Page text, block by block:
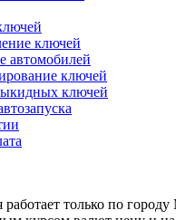
ключей
автомобилей
ключей
ключей
работает только по